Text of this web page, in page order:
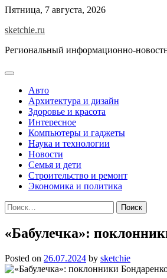
Skip
content
Пятница, 7 августа, 2026
sketchie.ru
Региональный информационно-
Авто
Архитектура и дизайн
Здоровье и красота
Интересное
Компьютеры и гаджеты
Наука и технологии
Новости
Семья и дети
Строительство и ремонт
Экономика и политика
Найти:
«Бабулечка»:
Posted on 26.07.2024 by sketchie